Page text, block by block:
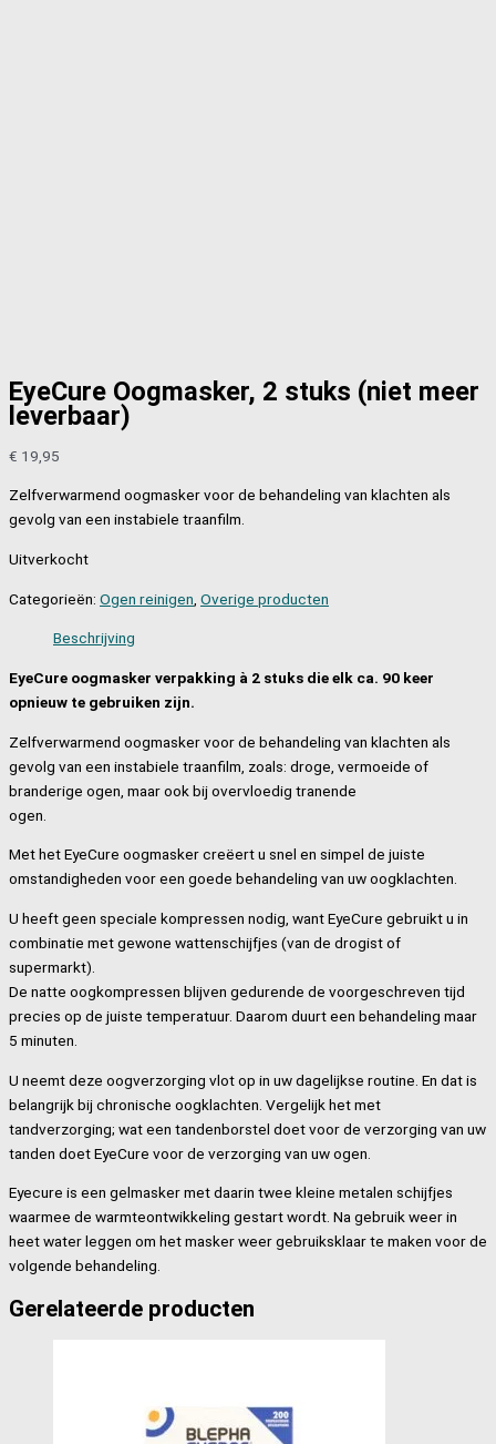
EyeCure Oogmasker, 2 stuks (niet meer
leverbaar)
€ 19,95
Zelfverwarmend oogmasker voor de behandeling van klachten als
gevolg van een instabiele traanfilm.
Uitverkocht
Categorieën: Ogen reinigen Overige producten
Beschrijving
EyeCure oogmasker verpakking à 2 stuks die elk ca. 90 keer
opnieuw te gebruiken zijn.
Zelfverwarmend oogmasker voor de behandeling van klachten als
gevolg van een instabiele traanfilm, zoals: droge, vermoeide of
branderige ogen, maar ook bij overvloedig tranende
ogen.
Met het EyeCure oogmasker creëert u snel en simpel de juiste
omstandigheden voor een goede behandeling van uw oogklachten.
U heeft geen speciale kompressen nodig, want EyeCure gebruikt u in
combinatie met gewone wattenschijfjes (van de drogist of
supermarkt).
De natte oogkompressen blijven gedurende de voorgeschreven tijd
precies op de juiste temperatuur. Daarom duurt een behandeling maar
5 minuten.
U neemt deze oogverzorging vlot op in uw dagelijkse routine. En dat is
belangrijk bij chronische oogklachten. Vergelijk het met
tandverzorging; wat een tandenborstel doet voor de verzorging van uw
tanden doet EyeCure voor de verzorging van uw ogen.
Eyecure is een gelmasker met daarin twee kleine metalen schijfjes
waarmee de warmteontwikkeling gestart wordt. Na gebruik weer in
heet water leggen om het masker weer gebruiksklaar te maken voor de
volgende behandeling.
Gerelateerde producten